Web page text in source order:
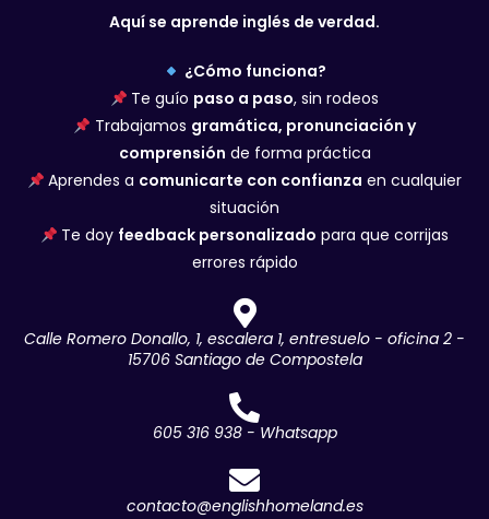
Aquí se aprende inglés de verdad.
¿Cómo funciona?
Te guío paso a paso, sin rodeos
Trabajamos gramática, pronunciación y
comprensión de forma práctica
Aprendes a comunicarte con confianza en cualquier
situación
Te doy feedback personalizado para que corrijas
errores rápido
Calle Romero Donallo, 1, escalera 1, entresuelo - oficina 2 -
15706 Santiago de Compostela
605 316 938 - Whatsapp
contacto@englishhomeland.es